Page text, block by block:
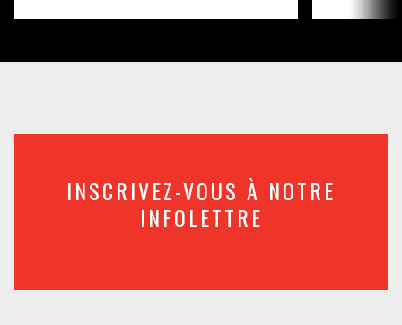
INSCRIVEZ-VOUS À NOTRE
INFOLETTRE